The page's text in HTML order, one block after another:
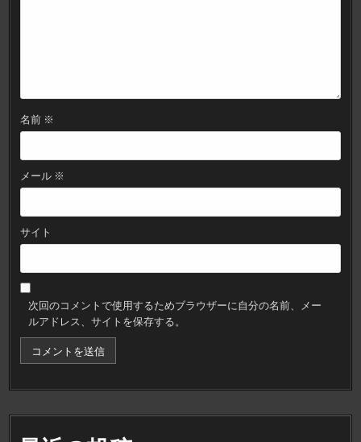
名前 ※
メール ※
サイト
次回のコメントで使用するためブラウザーに自分の名前、メー
ルアドレス、サイトを保存する。